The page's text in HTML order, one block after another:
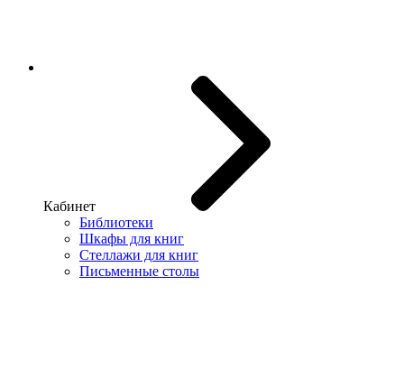
Кабинет
Библиотеки
Шкафы для книг
Стеллажи для книг
Письменные столы